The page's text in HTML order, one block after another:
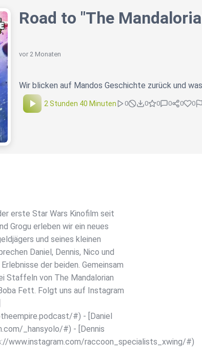
Road to "The
vor 2 Monaten
Wir blicken auf Mandos Geschichte zurück und
2 Stunden 40 Minuten 0 0 0 0 0 0
erste Star Wars Kinofilm seit
Grogu erleben wir ein neues
und seines kleinen
Daniel, Dennis, Nico und
der beiden. Gemeinsam
Staffeln von The Mandalorian
Fett. Folgt uns auf Instagram
#) - [Daniel
_hansyolo/#) - [Dennis
www.instagram.com/raccoon_specialists_xwing/#)